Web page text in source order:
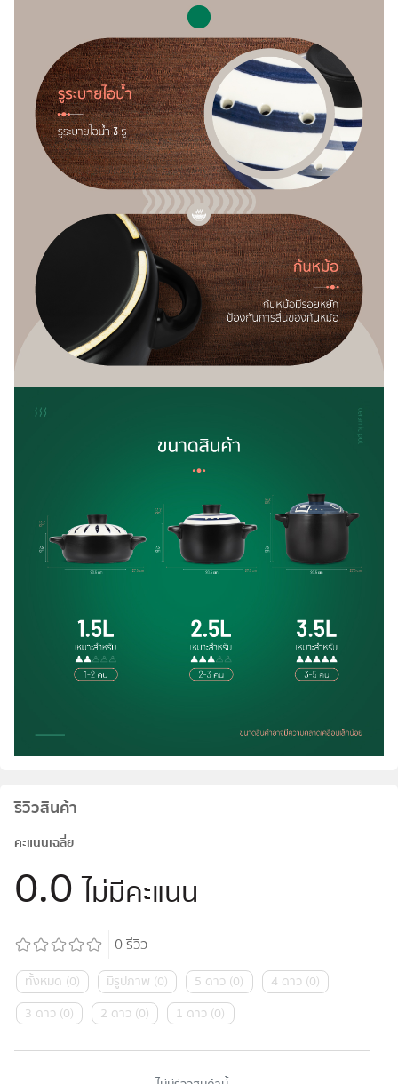
รีวิวสินค้า
คะแนนเฉลี่ย
0.0 ไม่มีคะแนน
0รีวิว
ทั้งหมด (0) มีรูปภาพ (0) 5 ดาว (0) 4 ดาว (0)
3 ดาว (0) 2 ดาว (0) 1 ดาว (0)